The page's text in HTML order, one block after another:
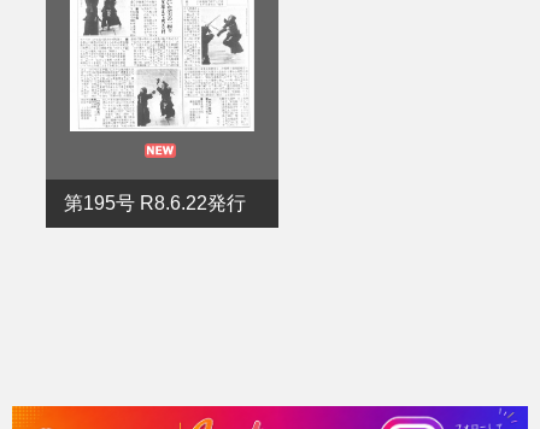
第195号 R8.6.22発行